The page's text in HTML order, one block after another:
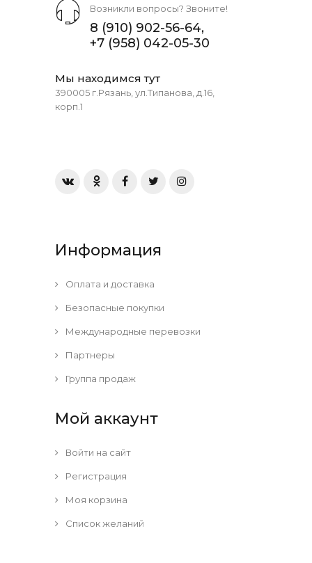
Возникли вопросы? Звоните!
8 (910) 902-56-64,
+7 (958) 042-05-30
Мы находимся тут
390005 г.Рязань, ул.Типанова, д.16,
корп.1
Информация
Оплата и доставка
Безопасные покупки
Международные перевозки
Партнеры
Группа продаж
Мой аккаунт
Войти на сайт
Регистрация
Моя корзина
Список желаний